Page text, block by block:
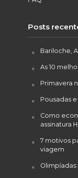
Posts
Bariloche,
As 10
Primavera
Pousadas
Como
assinatura
7 motivos
viagem